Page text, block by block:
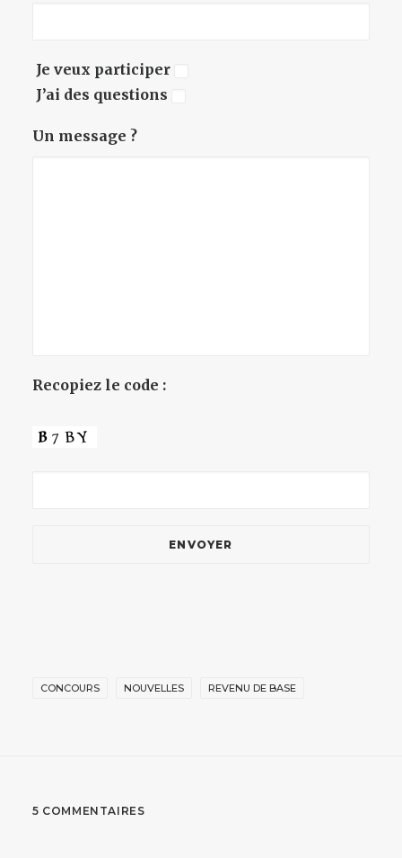
Je veux participer
J’ai des questions
Un message ?
Recopiez le code :
CONCOURS NOUVELLES REVENU DE BASE
5 COMMENTAIRES